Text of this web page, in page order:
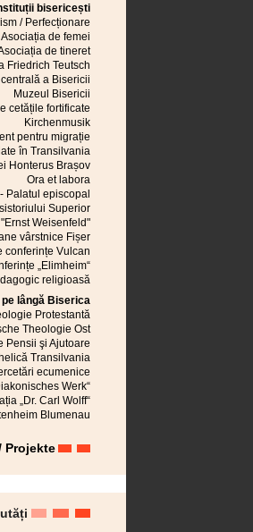
Jaad
Alba Iulia
Saschiz
Cârța
Kirchberg
Brașov
Lovnic
Mălâncrav
Hetiur
Mediaș
Cisnădioara
Sebeș
Turnișor
bei Schässburg
Cristian (BV)
Niedereidisch
Măieruș
a Hârtibaciului
Sânpetru
Petrești (AB)
Râmnicu Vâlcea
Rauthal
Rupea
Reșița
Ruși
Reussmarkt
Roseln
Râșnov
Sighișoara
Seiburg
Semlac
Prejmer
a Hârtibaciului
bisericești
/ Perfecționare
Asociația de femei
de tineret
Friedrich Teutsch
a Bisericii
Muzeul Bisericii
cetățile fortificate
Kirchenmusik
pentru migrație
în Transilvania
Honterus Brașov
Ora et labora
Palatul episcopal
Superior
Weisenfeld"
vârstnice Fișer
conferințe Vulcan
„Elimheim“
religioasă
pe lângă Biserica
Protestantă
Theologie Ost
Pensii şi Ajutoare
Transilvania
ecumenice
Werk“
„Dr. Carl Wolff“
Blumenau
Projekte